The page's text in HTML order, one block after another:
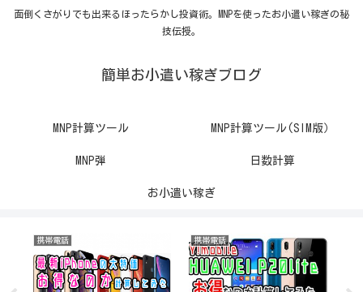
面倒くさがりでも出来るほったらかし投資術。MNPを使ったお小遣い稼ぎの秘
技伝授。
簡単お小遣い稼ぎブログ
MNP計算ツール MNP計算ツール(SIM版）
MNP弾 日数計算
お小遣い稼ぎ
携帯電話 携帯電話